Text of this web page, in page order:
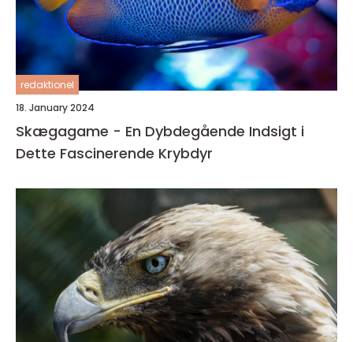
redaktionel
18. January 2024
Skægagame - En Dybdegående Indsigt i
Dette Fascinerende Krybdyr